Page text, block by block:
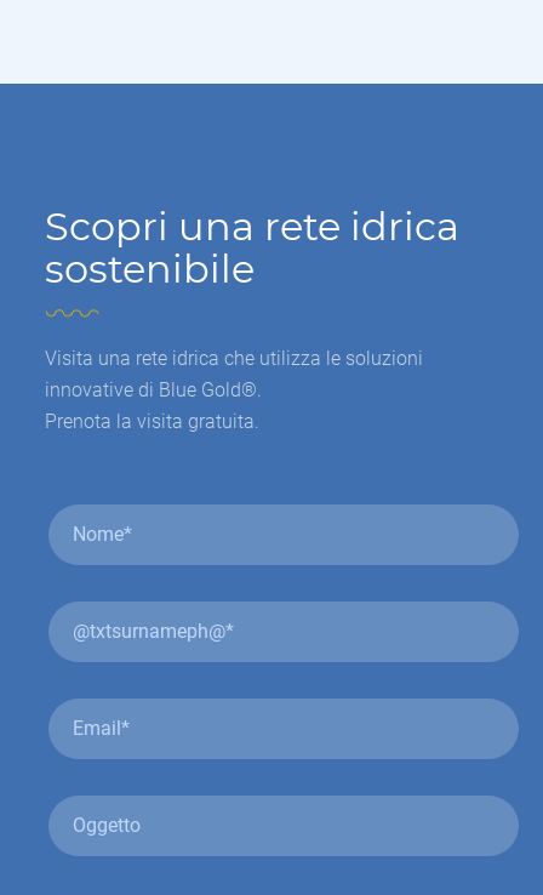
Scopri una rete idrica
sostenibile
Visita una rete idrica che utilizza le soluzioni
innovative di Blue Gold®.
Prenota la visita gratuita.